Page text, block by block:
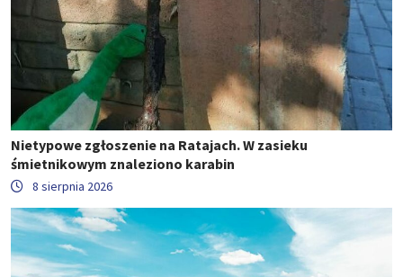
Nietypowe zgłoszenie na Ratajach. W zasieku
śmietnikowym znaleziono karabin
8 sierpnia 2026